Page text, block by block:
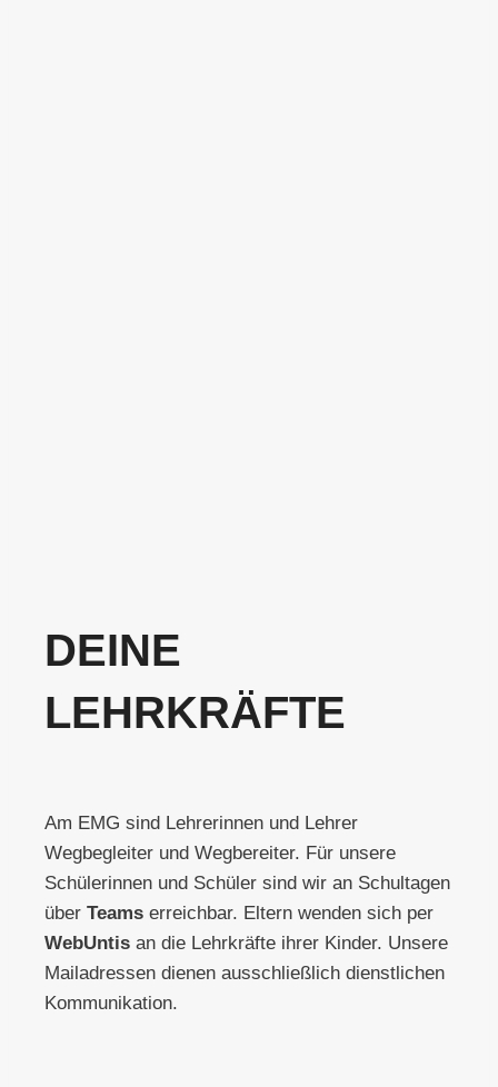
DEINE
LEHRKRÄFTE
Am EMG sind Lehrerinnen und Lehrer
Wegbegleiter und Wegbereiter. Für unsere
Schülerinnen und Schüler sind wir an Schultagen
über Teams erreichbar. Eltern wenden sich per
WebUntis an die Lehrkräfte ihrer Kinder. Unsere
Mailadressen dienen ausschließlich dienstlichen
Kommunikation.